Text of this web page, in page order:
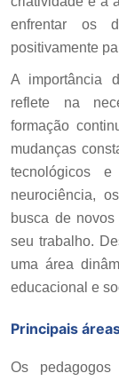
enfrentar os
positivamente
A importância
reflete na
formação
mudanças
tecnológicos
neurociência,
busca de
seu trabalho.
uma área
educacional e
Principais
Os